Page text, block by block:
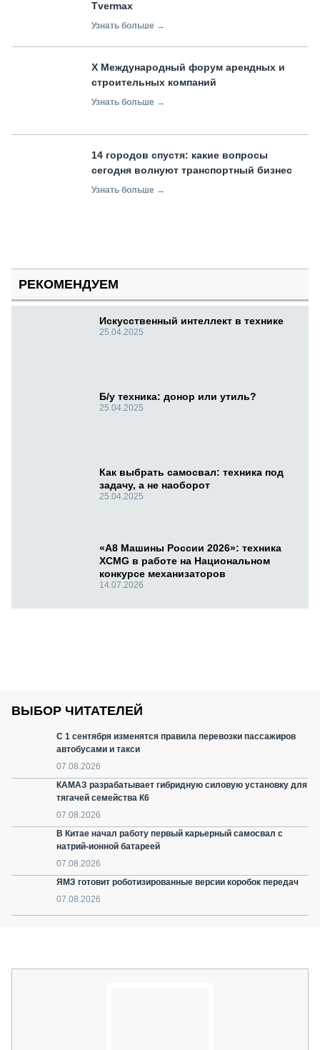
Tvermax
Узнать больше →
X Международный форум арендных и
строительных компаний
Узнать больше →
14 городов спустя: какие вопросы
сегодня волнуют транспортный бизнес
Узнать больше →
РЕКОМЕНДУЕМ
Искусственный интеллект в технике
25.04.2025
Б/у техника: донор или утиль?
25.04.2025
Как выбрать самосвал: техника под
задачу, а не наоборот
25.04.2025
«А8 Машины России 2026»: техника
XCMG в работе на Национальном
конкурсе механизаторов
14.07.2026
ВЫБОР ЧИТАТЕЛЕЙ
С 1 сентября изменятся правила перевозки пассажиров
автобусами и такси
07.08.2026
КАМАЗ разрабатывает гибридную силовую установку для
тягачей семейства К6
07.08.2026
В Китае начал работу первый карьерный самосвал с
натрий-ионной батареей
07.08.2026
ЯМЗ готовит роботизированные версии коробок передач
07.08.2026